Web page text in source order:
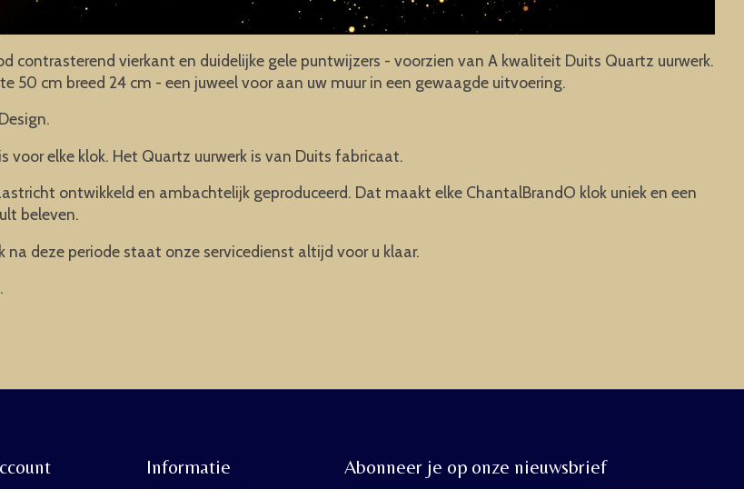
contrasterend vierkant en duidelijke gele puntwijzers - voorzien van A kwaliteit Duits Quartz uurwerk.
50 cm breed 24 cm - een juweel voor aan uw muur in een gewaagde uitvoering.
elke klok. Het Quartz uurwerk is van Duits fabricaat.
ontwikkeld en ambachtelijk geproduceerd. Dat maakt elke ChantalBrandO klok uniek en een
beleven.
deze periode staat onze servicedienst altijd voor u klaar.
Informatie Abonneer je op onze nieuwsbrief